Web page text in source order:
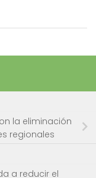
la eliminación
regionales
a reducir el